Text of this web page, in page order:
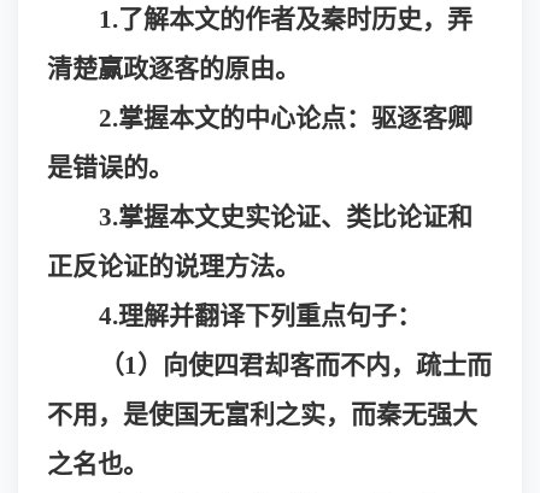
1.了解本文的作者及秦时历史，弄
清楚赢政逐客的原由。
2.掌握本文的中心论点：驱逐客卿
是错误的。
3.掌握本文史实论证、类比论证和
正反论证的说理方法。
4.理解并翻译下列重点句子：
（1）向使四君却客而不内，疏士而
不用，是使国无富利之实，而秦无强大
之名也。